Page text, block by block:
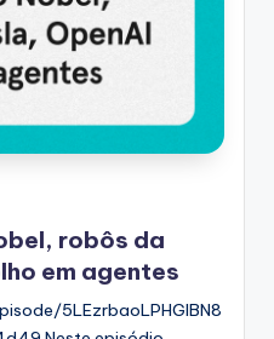
robôs da
em agentes
5LEzrbaoLPHGlBN8